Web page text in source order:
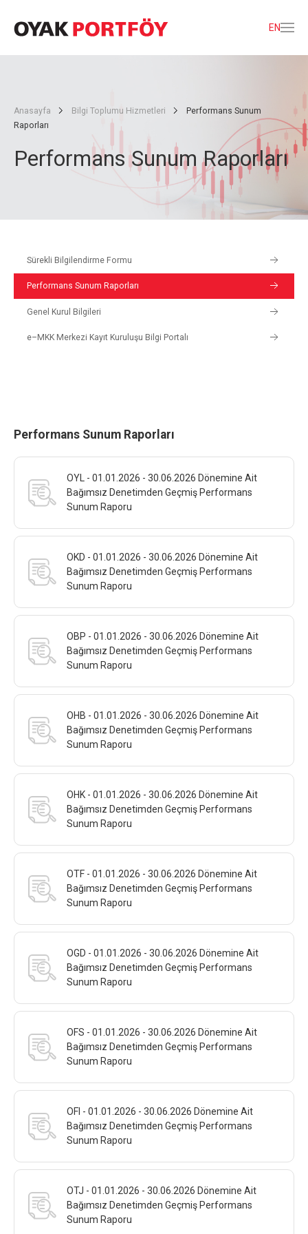
EN
Anasayfa Bilgi Toplumu Hizmetleri
Performans Sunum
Raporları
Performans Sunum Raporları
Sürekli Bilgilendirme Formu
Performans Sunum Raporları
Genel Kurul Bilgileri
e–MKK Merkezi Kayıt Kuruluşu Bilgi Portalı
Performans Sunum Raporları
OYL - 01.01.2026 - 30.06.2026 Dönemine Ait
Bağımsız Denetimden Geçmiş Performans
Sunum Raporu
OKD - 01.01.2026 - 30.06.2026 Dönemine Ait
Bağımsız Denetimden Geçmiş Performans
Sunum Raporu
OBP - 01.01.2026 - 30.06.2026 Dönemine Ait
Bağımsız Denetimden Geçmiş Performans
Sunum Raporu
OHB - 01.01.2026 - 30.06.2026 Dönemine Ait
Bağımsız Denetimden Geçmiş Performans
Sunum Raporu
OHK - 01.01.2026 - 30.06.2026 Dönemine Ait
Bağımsız Denetimden Geçmiş Performans
Sunum Raporu
OTF - 01.01.2026 - 30.06.2026 Dönemine Ait
Bağımsız Denetimden Geçmiş Performans
Sunum Raporu
OGD - 01.01.2026 - 30.06.2026 Dönemine Ait
Bağımsız Denetimden Geçmiş Performans
Sunum Raporu
OFS - 01.01.2026 - 30.06.2026 Dönemine Ait
Bağımsız Denetimden Geçmiş Performans
Sunum Raporu
OFI - 01.01.2026 - 30.06.2026 Dönemine Ait
Bağımsız Denetimden Geçmiş Performans
Sunum Raporu
OTJ - 01.01.2026 - 30.06.2026 Dönemine Ait
Bağımsız Denetimden Geçmiş Performans
Sunum Raporu